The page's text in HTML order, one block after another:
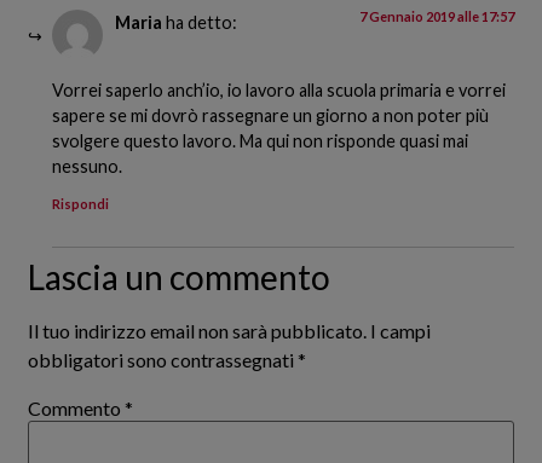
Maria ha detto: 7 Gennaio 2019 alle 17:57
Vorrei saperlo anch’io, io lavoro alla scuola primaria e vorrei
sapere se mi dovrò rassegnare un giorno a non poter più
svolgere questo lavoro. Ma qui non risponde quasi mai
nessuno.
Rispondi
Lascia un commento
Il tuo indirizzo email non sarà pubblicato. I campi
obbligatori sono contrassegnati *
Commento *